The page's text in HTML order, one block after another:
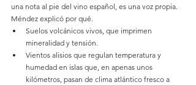
una nota al pie del vino español, es una voz propia.
Méndez explicó por qué.
Suelos volcánicos vivos, que imprimen
mineralidad y tensión.
Vientos alisios que regulan temperatura y
humedad en islas que, en apenas unos
kilómetros, pasan de clima atlántico fresco a